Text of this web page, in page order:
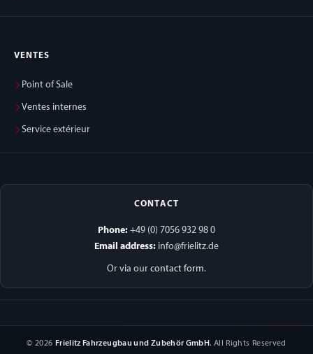
VENTES
Point of Sale
Ventes internes
Service extérieur
CONTACT
Phone: +49 (0) 7056 932 98 0
Email address: info@frielitz.de
Or via our contact form.
© 2026 Frielitz Fahrzeugbau und Zubehör GmbH. All Rights Reserved